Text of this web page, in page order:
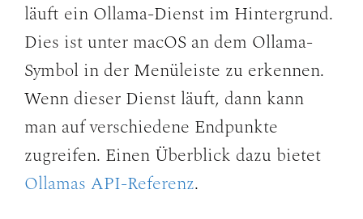
läuft ein Ollama-Dienst im Hintergrund.
Dies ist unter macOS an dem Ollama-
Symbol in der Menüleiste zu erkennen.
Wenn dieser Dienst läuft, dann kann
man auf verschiedene Endpunkte
zugreifen. Einen Überblick dazu bietet
Ollamas API-Referenz.